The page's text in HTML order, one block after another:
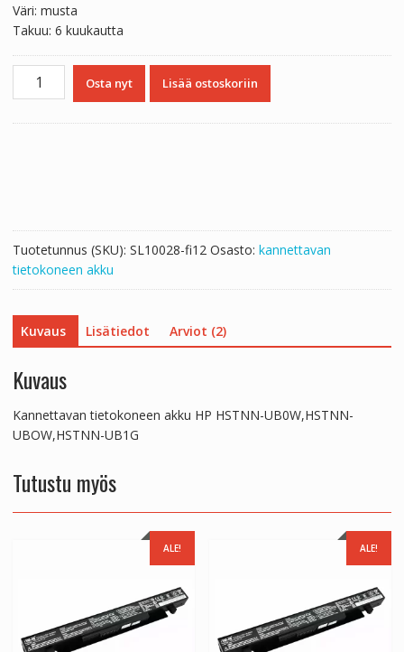
Väri: musta
Takuu: 6 kuukautta
Kannettavan
tietokoneen
määrä
Osta nyt Lisää ostoskoriin
Tuotetunnus (SKU): SL10028-fi12 Osasto: kannettavan
tietokoneen akku
Kuvaus Lisätiedot Arviot (2)
Kuvaus
Kannettavan tietokoneen akku HP HSTNN-UB0W,HSTNN-
UBOW,HSTNN-UB1G
Tutustu myös
ALE! ALE!